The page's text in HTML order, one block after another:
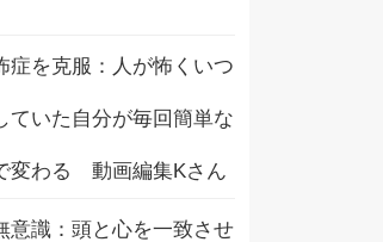
症を克服：人が怖くいつ
ていた自分が毎回簡単な
変わる 動画編集Kさん
意識：頭と心を一致させ